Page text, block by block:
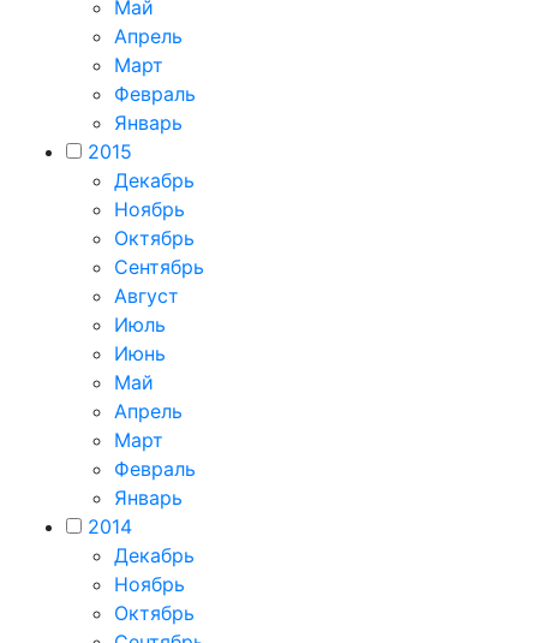
Май
Апрель
Март
Февраль
Январь
2015
Декабрь
Ноябрь
Октябрь
Сентябрь
Август
Июль
Июнь
Май
Апрель
Март
Февраль
Январь
2014
Декабрь
Ноябрь
Октябрь